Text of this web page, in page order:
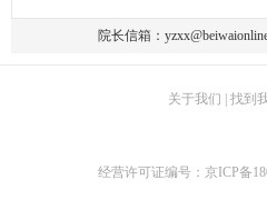
院长信箱：
关于我们 找到
经营许可证编号： 京ICP备